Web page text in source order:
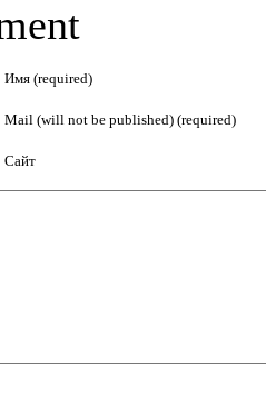
Имя (required)
Mail (will not be published) (required)
Сайт